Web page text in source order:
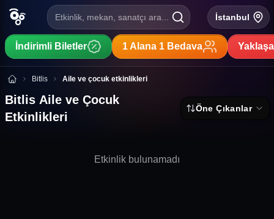
Etkinlik, mekan, sanatçı ara... İstanbul
İndirimli Biletler 1 Alana 1 Bedava
Bitlis Aile ve Çocuk Etkinlikleri
Bitlis Aile ve çocuk etkinlikleri
Bitlis Aile ve Çocuk
Etkinlikleri
Öne Çıkanlar
Etkinlik bulunamadı